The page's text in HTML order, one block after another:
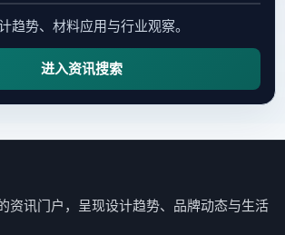
趋势、材料应用与行业观察。
进入资讯搜索
资讯门户，呈现设计趋势、品牌动态与生活